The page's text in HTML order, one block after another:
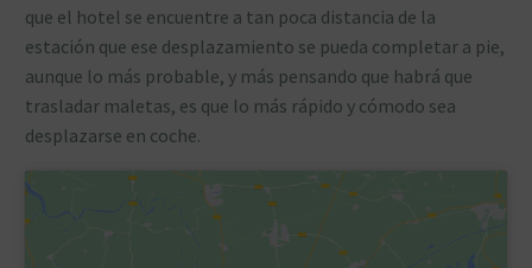
que el hotel se encuentre a tan poca distancia de la
estación que ese desplazamiento se pueda completar a pie,
aunque lo más probable, y más pensando que habrá que
trasladar maletas, es que lo más rápido y cómodo sea
desplazarse en coche.